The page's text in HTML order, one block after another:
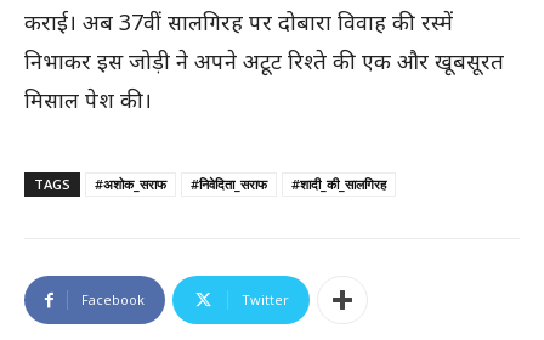
कराई। अब 37वीं सालगिरह पर दोबारा विवाह की रस्में
निभाकर इस जोड़ी ने अपने अटूट रिश्ते की एक और खूबसूरत
मिसाल पेश की।
TAGS #अशोक_सराफ #निवेदिता_सराफ #शादी_की_सालगिरह
Facebook Twitter